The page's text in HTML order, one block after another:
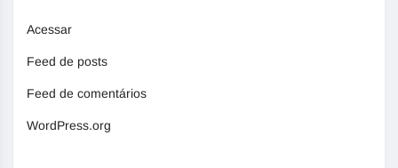
Acessar
Feed de posts
Feed de comentários
WordPress.org